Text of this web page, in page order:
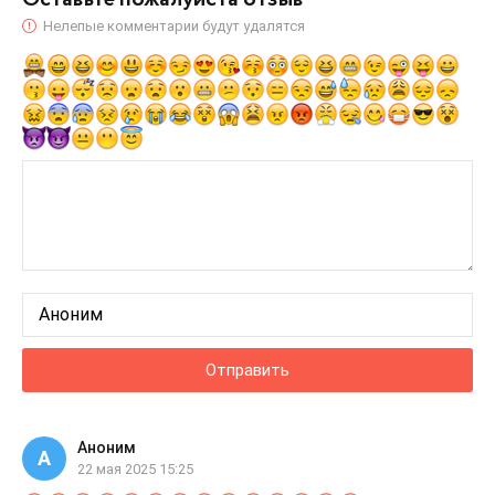
Нелепые комментарии будут удалятся
Отправить
А Аноним
22 мая 2025 15:25